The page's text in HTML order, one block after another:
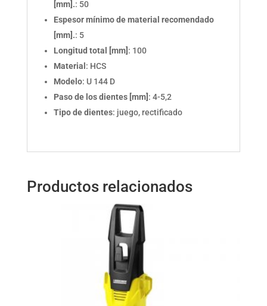
[mm].: 50
Espesor mínimo de material recomendado
[mm].: 5
Longitud total [mm] : 100
Material : HCS
Modelo: U 144 D
Paso de los dientes [mm] : 4-5,2
Tipo de dientes: juego, rectificado
Productos relacionados